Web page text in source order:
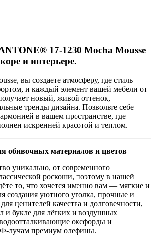
17-1230 Mocha Mousse
и интерьере.
вы создаёте атмосферу, где стиль
и каждый элемент вашей мебели от
новый, живой оттенок,
тренды дизайна. Позвольте себе
в вашем пространстве, где
искренней красотой и теплом.
обивочных материалов и цветов
уникально, от современного
роскоши, поэтому в нашей
то, что хочется именно вам — мягкие и
создания уютного уголка, прочные и
ценителей качества и долговечности,
и букле для лёгких и воздушных
оксфорды и
лучам премиум олефины.